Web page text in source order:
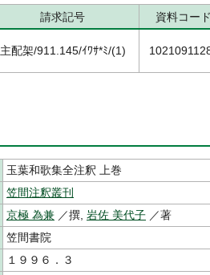
請求記号 資料コー
主配架/911.145/ｲﾜｻ*ﾐ/(1)
玉葉和歌集全注釈 上巻
笠間注釈叢刊
京極 為兼 ／撰, 岩佐 美代子 ／著
笠間書院
１９９６．３